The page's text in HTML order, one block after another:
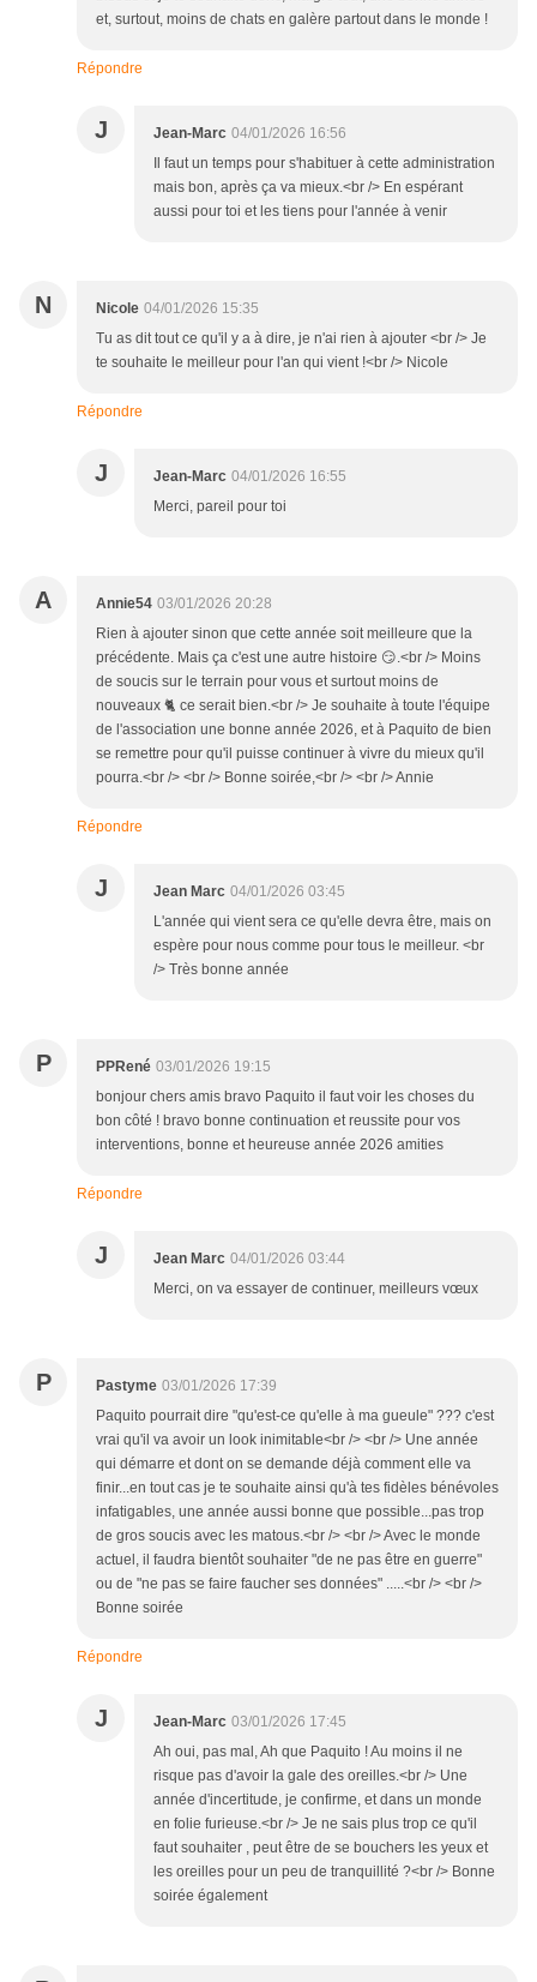
et, surtout, moins de chats en galère partout dans le monde !
Répondre
J Jean-Marc 04/01/2026 16:56
Il faut un temps pour s'habituer à cette administration
mais bon, après ça va mieux.<br /> En espérant
aussi pour toi et les tiens pour l'année à venir
N Nicole 04/01/2026 15:35
Tu as dit tout ce qu'il y a à dire, je n'ai rien à ajouter <br /> Je
te souhaite le meilleur pour l'an qui vient !<br /> Nicole
Répondre
J Jean-Marc 04/01/2026 16:55
Merci, pareil pour toi
A Annie54 03/01/2026 20:28
Rien à ajouter sinon que cette année soit meilleure que la
précédente. Mais ça c'est une autre histoire 😏.<br /> Moins
de soucis sur le terrain pour vous et surtout moins de
nouveaux 🐈 ce serait bien.<br /> Je souhaite à toute l'équipe
de l'association une bonne année 2026, et à Paquito de bien
se remettre pour qu'il puisse continuer à vivre du mieux qu'il
pourra.<br /> <br /> Bonne soirée,<br /> <br /> Annie
Répondre
J Jean Marc 04/01/2026 03:45
L'année qui vient sera ce qu'elle devra être, mais on
espère pour nous comme pour tous le meilleur. <br
/> Très bonne année
P PPRené 03/01/2026 19:15
bonjour chers amis bravo Paquito il faut voir les choses du
bon côté ! bravo bonne continuation et reussite pour vos
interventions, bonne et heureuse année 2026 amities
Répondre
J Jean Marc 04/01/2026 03:44
Merci, on va essayer de continuer, meilleurs vœux
P Pastyme 03/01/2026 17:39
Paquito pourrait dire "qu'est-ce qu'elle à ma gueule" ??? c'est
vrai qu'il va avoir un look inimitable<br /> <br /> Une année
qui démarre et dont on se demande déjà comment elle va
finir...en tout cas je te souhaite ainsi qu'à tes fidèles bénévoles
infatigables, une année aussi bonne que possible...pas trop
de gros soucis avec les matous.<br /> <br /> Avec le monde
actuel, il faudra bientôt souhaiter "de ne pas être en guerre"
ou de "ne pas se faire faucher ses données" .....<br /> <br />
Bonne soirée
Répondre
J Jean-Marc 03/01/2026 17:45
Ah oui, pas mal, Ah que Paquito ! Au moins il ne
risque pas d'avoir la gale des oreilles.<br /> Une
année d'incertitude, je confirme, et dans un monde
en folie furieuse.<br /> Je ne sais plus trop ce qu'il
faut souhaiter , peut être de se bouchers les yeux et
les oreilles pour un peu de tranquillité ?<br /> Bonne
soirée également